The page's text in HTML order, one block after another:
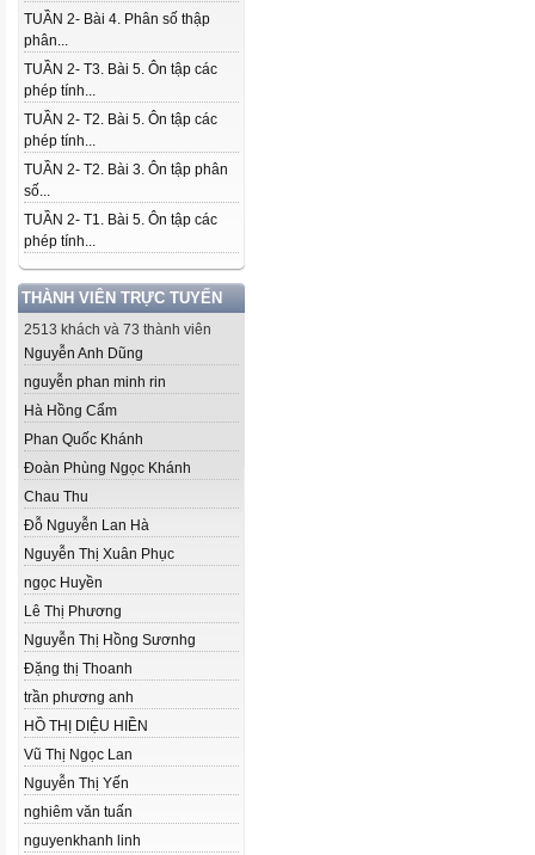
TUẦN 2- Bài 4. Phân số thập
phân...
TUẦN 2- T3. Bài 5. Ôn tập các
phép tính...
TUẦN 2- T2. Bài 5. Ôn tập các
phép tính...
TUẦN 2- T2. Bài 3. Ôn tập phân
số...
TUẦN 2- T1. Bài 5. Ôn tập các
phép tính...
THÀNH VIÊN TRỰC TUYẾN
2513 khách và 73 thành viên
Nguyễn Anh Dũng
nguyễn phan minh rin
Hà Hồng Cẩm
Phan Quốc Khánh
Đoàn Phùng Ngọc Khánh
Chau Thu
Đỗ Nguyễn Lan Hà
Nguyễn Thị Xuân Phục
ngọc Huyền
Lê Thị Phương
Nguyễn Thị Hồng Sươnhg
Đặng thị Thoanh
trần phương anh
HỒ THỊ DIỆU HIỀN
Vũ Thị Ngọc Lan
Nguyễn Thị Yến
nghiêm văn tuấn
nguyenkhanh linh